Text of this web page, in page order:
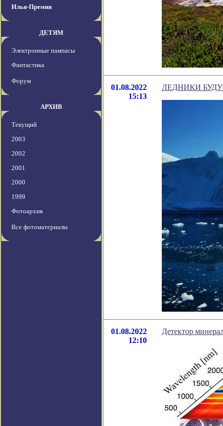
Илья-Премия
ДЕТЯМ
Электронные пампасы
Фантастика
Форум
АРХИВ
Текущий
2003
2002
2001
2000
1999
Фотоархив
Все фотоматериалы
01.08.2022
15:13
ЛЕДНИКИ
01.08.2022
12:10
Детектор